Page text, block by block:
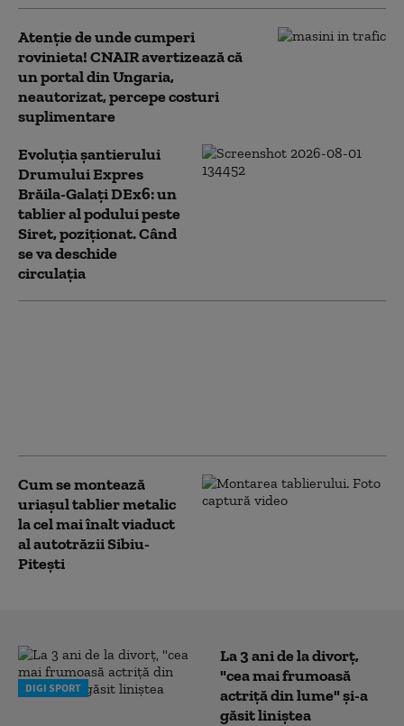
Atenție de unde cumperi
rovinieta! CNAIR avertizează că
un portal din Ungaria,
neautorizat, percepe costuri
suplimentare
Evoluția șantierului
Drumului Expres
Brăila-Galați DEx6: un
tablier al podului peste
Siret, poziționat. Când
se va deschide
circulația
Cum se montează
uriașul tablier metalic
la cel mai înalt viaduct
al autotrăzii Sibiu-
Pitești
DIGI SPORT
La 3 ani de la divorț,
"cea mai frumoasă
actriță din lume" și-a
găsit liniștea